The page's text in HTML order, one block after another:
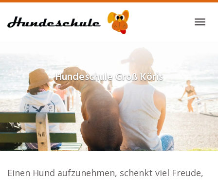
to
HundeschuleGroß Köris
Einen Hund aufzunehmen, schenkt viel Freude,